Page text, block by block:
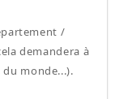
/
demandera à
monde...).